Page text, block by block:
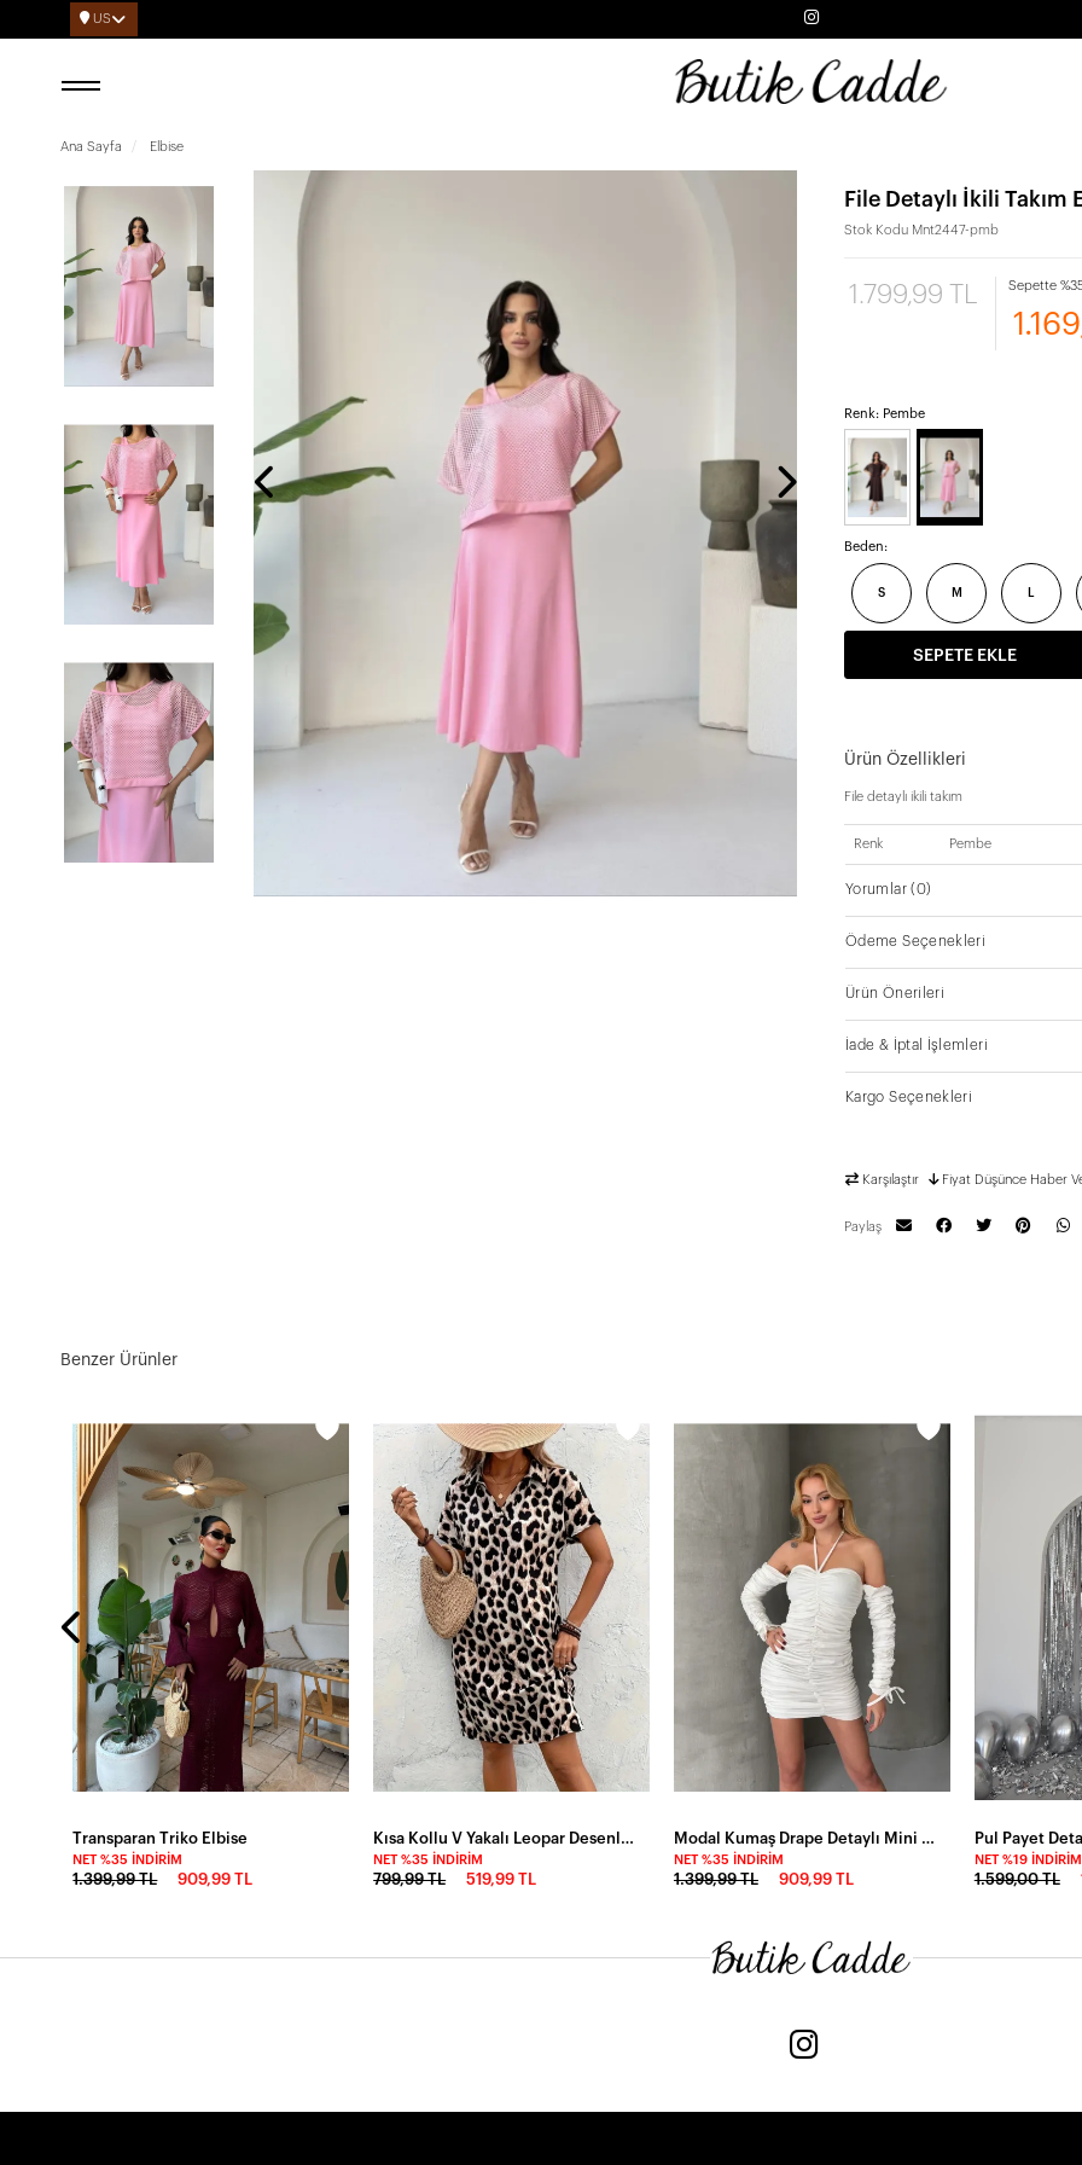
US
Ana Sayfa Elbise
File Detaylı İkili Takım
Stok Kodu Mnt2447-pmb
1.799,99 TL Sepette
Renk: Pembe
Beden:
S M
SEPETE EKLE
Ürün Özellikleri
File detaylı ikili takım
Renk Pembe
Yorumlar(0)
Ödeme Seçenekleri
Ürün Önerileri
İade & İptal İşlemleri
Kargo Seçenekleri
Karşılaştır Fiyat Düşünce Haber
Paylaş
Benzer Ürünler
Transparan Triko Elbise
NET %35 İNDIRIM
1.399,99 TL 909,99 TL
Kısa Kollu V Yakalı Leopar Desenli Atlas Kısa Elbise
NET %35 İNDIRIM
799,99 TL 519,99 TL
Modal Kumaş Drape Detaylı Mini Elbise Beyaz
NET %35 İNDIRIM
1.399,99 TL 909,99 TL
Pul Payet
NET %19 İNDIRIM
1.599,00 TL